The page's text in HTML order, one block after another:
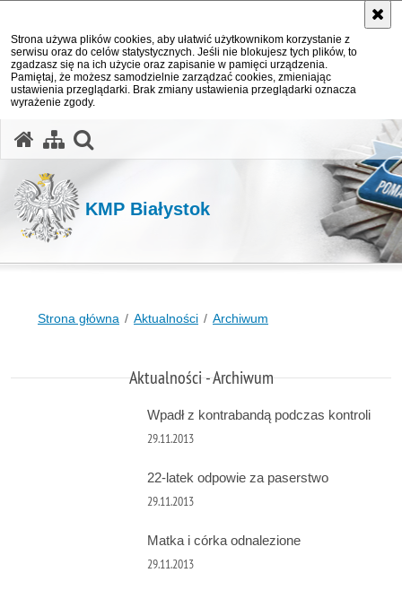
Strona używa plików cookies, aby ułatwić użytkownikom korzystanie z
serwisu oraz do celów statystycznych. Jeśli nie blokujesz tych plików, to
zgadzasz się na ich użycie oraz zapisanie w pamięci urządzenia.
Pamiętaj, że możesz samodzielnie zarządzać cookies, zmieniając
ustawienia przeglądarki. Brak zmiany ustawienia przeglądarki oznacza
wyrażenie zgody.
KMP Białystok
Strona główna Aktualności Archiwum
Aktualności - Archiwum
Wpadł z kontrabandą podczas kontroli
29.11.2013
22-latek odpowie za paserstwo
29.11.2013
Matka i córka odnalezione
29.11.2013